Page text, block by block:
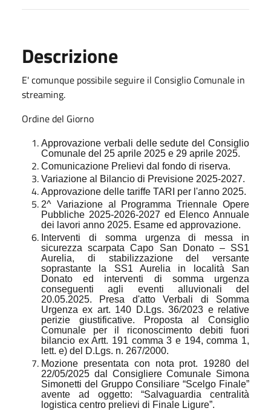
Descrizione
E' comunque possibile seguire il Consiglio Comunale in
streaming.
Ordine del Giorno
Approvazione verbali delle sedute del Consiglio
Comunale del 25 aprile 2025 e 29 aprile 2025.
Comunicazione Prelievi dal fondo di riserva.
Variazione al Bilancio di Previsione 2025-2027.
Approvazione delle tariffe TARI per l'anno 2025.
2^ Variazione al Programma Triennale Opere
Pubbliche 2025-2026-2027 ed Elenco Annuale
dei lavori anno 2025. Esame ed approvazione.
Interventi di somma urgenza di messa in
sicurezza scarpata Capo San Donato – SS1
Aurelia, di stabilizzazione del versante
soprastante la SS1 Aurelia in località San
Donato ed interventi di somma urgenza
conseguenti agli eventi alluvionali del
20.05.2025. Presa d'atto Verbali di Somma
Urgenza ex art. 140 D.Lgs. 36/2023 e relative
perizie giustificative. Proposta al Consiglio
Comunale per il riconoscimento debiti fuori
bilancio ex Artt. 191 comma 3 e 194, comma 1,
lett. e) del D.Lgs. n. 267/2000.
Mozione presentata con nota prot. 19280 del
22/05/2025 dal Consigliere Comunale Simona
Simonetti del Gruppo Consiliare “Scelgo Finale”
avente ad oggetto: “Salvaguardia centralità
logistica centro prelievi di Finale Ligure”.